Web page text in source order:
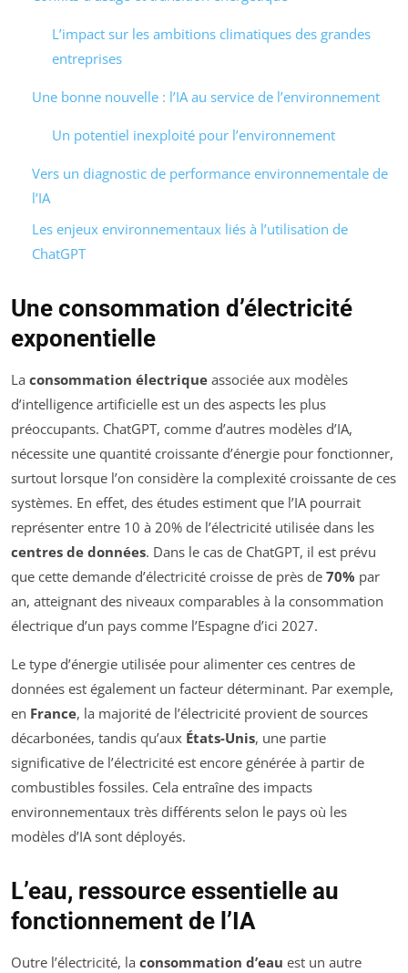
L’impact sur les ambitions climatiques des grandes
entreprises
Une bonne nouvelle : l’IA au service de l’environnement
Un potentiel inexploité pour l’environnement
Vers un diagnostic de performance environnementale de
l’IA
Les enjeux environnementaux liés à l’utilisation de
ChatGPT
Une consommation d’électricité
exponentielle
La consommation électrique associée aux modèles
d’intelligence artificielle est un des aspects les plus
préoccupants. ChatGPT, comme d’autres modèles d’IA,
nécessite une quantité croissante d’énergie pour fonctionner,
surtout lorsque l’on considère la complexité croissante de ces
systèmes. En effet, des études estiment que l’IA pourrait
représenter entre 10 à 20% de l’électricité utilisée dans les
centres de données. Dans le cas de ChatGPT, il est prévu
que cette demande d’électricité croisse de près de 70% par
an, atteignant des niveaux comparables à la consommation
électrique d’un pays comme l’Espagne d’ici 2027.
Le type d’énergie utilisée pour alimenter ces centres de
données est également un facteur déterminant. Par exemple,
en France, la majorité de l’électricité provient de sources
décarbonées, tandis qu’aux États-Unis, une partie
significative de l’électricité est encore générée à partir de
combustibles fossiles. Cela entraîne des impacts
environnementaux très différents selon le pays où les
modèles d’IA sont déployés.
L’eau, ressource essentielle au
fonctionnement de l’IA
Outre l’électricité, la consommation d’eau est un autre